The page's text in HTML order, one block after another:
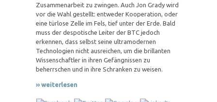
Zusammenarbeit zu zwingen. Auch Jon Grady wird
vor die Wahl gestellt: entweder Kooperation, oder
eine türlose Zelle im Fels, tief unter der Erde. Bald
muss der despotische Leiter der BTC jedoch
erkennen, dass selbst seine ultramodernen
Technologien nicht ausreichen, um die brillanten
Wissenschaftler in ihren Gefängnissen zu
beherrschen und in ihre Schranken zu weisen.
›› weiterlesen